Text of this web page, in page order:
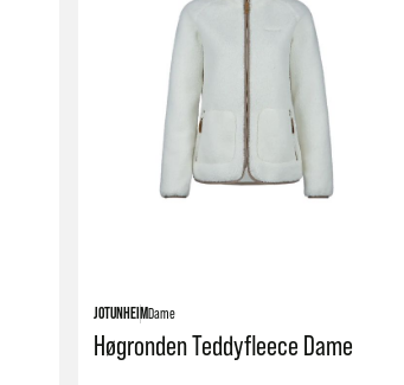
JOTUNHEIMDame
Høgronden Teddyfleece Dame